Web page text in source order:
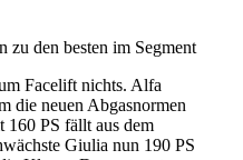
zu den besten im Segment
Facelift nichts. Alfa
die neuen Abgasnormen
160 PS fällt aus dem
Giulia nun 190 PS